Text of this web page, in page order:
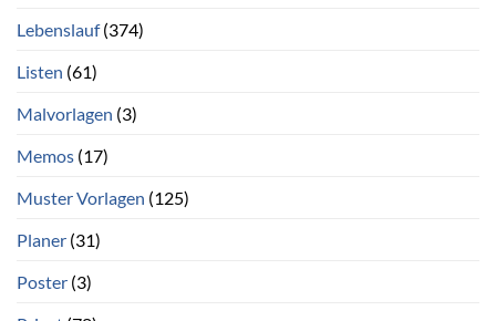
Lebenslauf(374)
Listen (61)
Malvorlagen (3)
Memos (17)
Muster Vorlagen (125)
Planer (31)
Poster (3)